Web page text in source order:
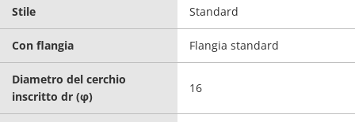
Stile Standard
Con flangia Flangia standard
Diametro del cerchio
inscritto dr (φ)
16